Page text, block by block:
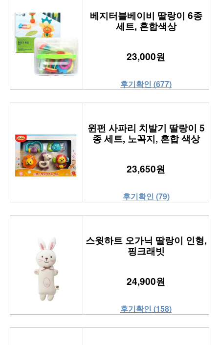
베지터블베이비 딸랑이 6종
세트, 혼합색상
23,000원
후기확인 (677)
윈펀 사파리 치발기 딸랑이 5
종 세트, 노꼭지, 혼합 색상
23,650원
후기확인 (79)
스윗하트 오가닉 딸랑이 인형,
핑크래빗
24,900원
후기확인 (158)